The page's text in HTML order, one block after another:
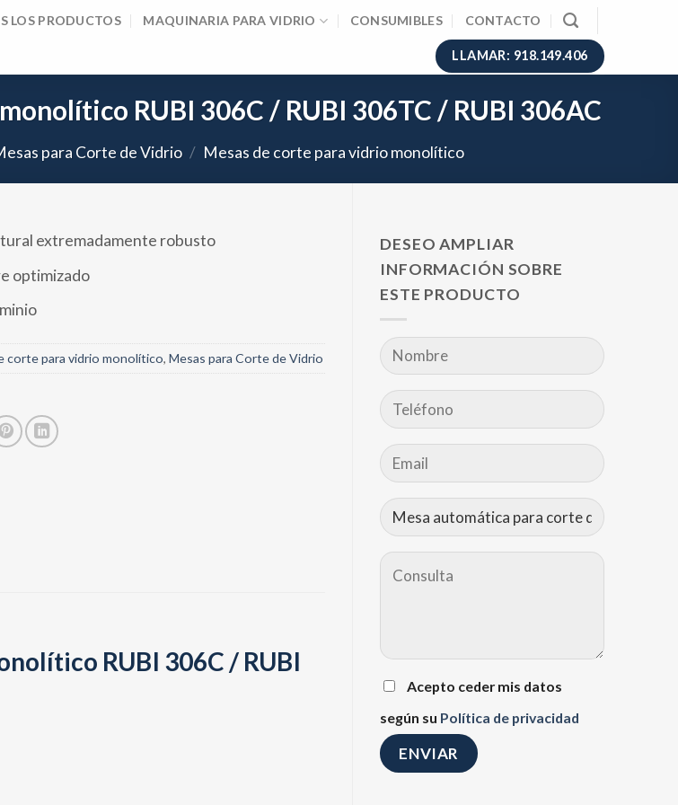
LOS PRODUCTOS MAQUINARIA PARA VIDRIO CONSUMIBLES CONTACTO
LLAMAR: 918.149.406
RUBI 306C / RUBI 306TC / RUBI 306AC
para Corte de Vidrio / Mesas de corte para vidrio monolítico
DESEO AMPLIAR
INFORMACIÓN SOBRE
ESTE PRODUCTO
Acepto ceder mis datos
según su Política de privacidad
extremadamente robusto
optimizado
corte para vidrio monolítico, Mesas para Corte de Vidrio
RUBI 306C / RUBI